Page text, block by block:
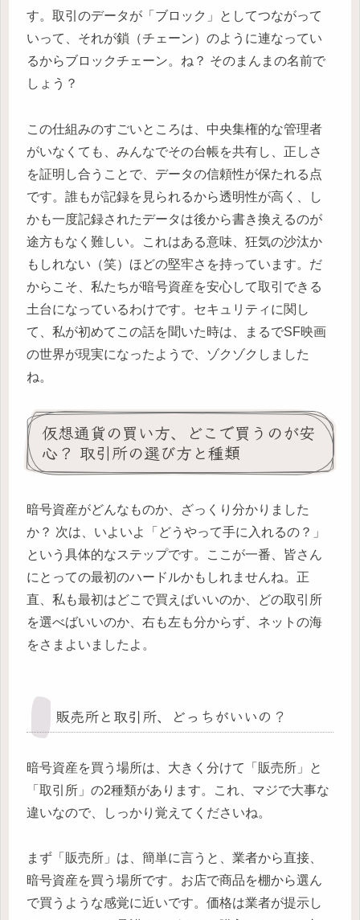
す。取引のデータが「ブロック」としてつながって
いって、それが鎖（チェーン）のように連なってい
るからブロックチェーン。ね？ そのまんまの名前で
しょう？
この仕組みのすごいところは、中央集権的な管理者
がいなくても、みんなでその台帳を共有し、正しさ
を証明し合うことで、データの信頼性が保たれる点
です。誰もが記録を見られるから透明性が高く、し
かも一度記録されたデータは後から書き換えるのが
途方もなく難しい。これはある意味、狂気の沙汰か
もしれない（笑）ほどの堅牢さを持っています。だ
からこそ、私たちが暗号資産を安心して取引できる
土台になっているわけです。セキュリティに関し
て、私が初めてこの話を聞いた時は、まるでSF映画
の世界が現実になったようで、ゾクゾクしました
ね。
仮想通貨の買い方、どこで買うのが安
心？ 取引所の選び方と種類
暗号資産がどんなものか、ざっくり分かりました
か？ 次は、いよいよ「どうやって手に入れるの？」
という具体的なステップです。ここが一番、皆さん
にとっての最初のハードルかもしれませんね。正
直、私も最初はどこで買えばいいのか、どの取引所
を選べばいいのか、右も左も分からず、ネットの海
をさまよいましたよ。
販売所と取引所、どっちがいいの？
暗号資産を買う場所は、大きく分けて「販売所」と
「取引所」の2種類があります。これ、マジで大事な
違いなので、しっかり覚えてくださいね。
まず「販売所」は、簡単に言うと、業者から直接、
暗号資産を買う場所です。お店で商品を棚から選ん
で買うような感覚に近いです。価格は業者が提示し